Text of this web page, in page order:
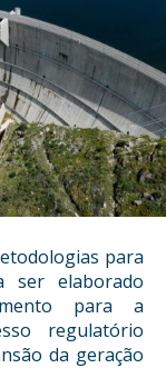
para
ser elaborado
para a
regulatório
da geração